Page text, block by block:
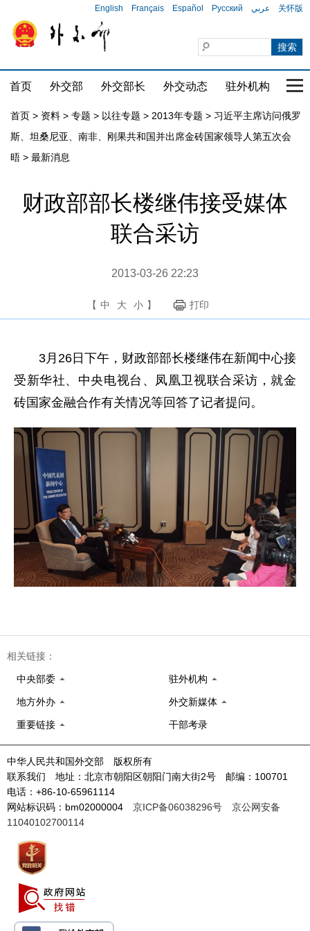
English Français Español Русский عربي 关怀版
首页 外交部 外交部长 外交动态 驻外机构 国
首页 > 资料 > 专题 > 以往专题 > 2013年专题 > 习近平主席访问俄罗
斯、坦桑尼亚、南非、刚果共和国并出席金砖国家领导人第五次会
晤 > 最新消息
财政部部长楼继伟接受媒体
联合采访
2013-03-26 22:23
【 中 大 小 】 打印
3月26日下午，财政部部长楼继伟在新闻中心接
受新华社、中央电视台、凤凰卫视联合采访，就金
砖国家金融合作有关情况等回答了记者提问。
相关链接：
中央部委 驻外机构
地方外办 外交新媒体
重要链接 干部考录
中华人民共和国外交部 版权所有
联系我们 地址：北京市朝阳区朝阳门南大街2号 邮编：100701
电话：+86-10-65961114
网站标识码：bm02000004 京ICP备06038296号
京公网安备
11040102700114